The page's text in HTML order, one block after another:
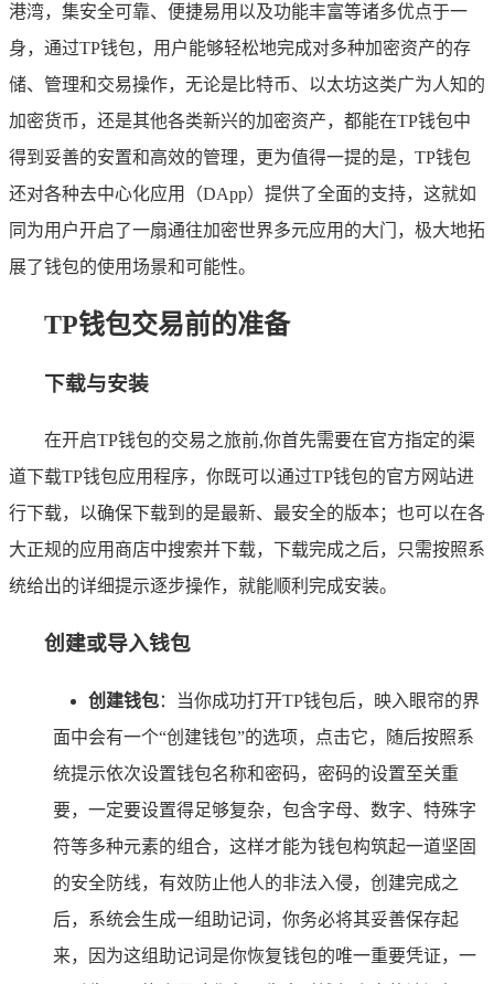
港湾，集安全可靠、便捷易用以及功能丰富等诸多优点于一
身，通过TP钱包，用户能够轻松地完成对多种加密资产的存
储、管理和交易操作，无论是比特币、以太坊这类广为人知的
加密货币，还是其他各类新兴的加密资产，都能在TP钱包中
得到妥善的安置和高效的管理，更为值得一提的是，TP钱包
还对各种去中心化应用（DApp）提供了全面的支持，这就如
同为用户开启了一扇通往加密世界多元应用的大门，极大地拓
展了钱包的使用场景和可能性。
TP钱包交易前的准备
下载与安装
在开启TP钱包的交易之旅前,你首先需要在官方指定的渠
道下载TP钱包应用程序，你既可以通过TP钱包的官方网站进
行下载，以确保下载到的是最新、最安全的版本；也可以在各
大正规的应用商店中搜索并下载，下载完成之后，只需按照系
统给出的详细提示逐步操作，就能顺利完成安装。
创建或导入钱包
创建钱包：当你成功打开TP钱包后，映入眼帘的界
面中会有一个“创建钱包”的选项，点击它，随后按照系
统提示依次设置钱包名称和密码，密码的设置至关重
要，一定要设置得足够复杂，包含字母、数字、特殊字
符等多种元素的组合，这样才能为钱包构筑起一道坚固
的安全防线，有效防止他人的非法入侵，创建完成之
后，系统会生成一组助记词，你务必将其妥善保存起
来，因为这组助记词是你恢复钱包的唯一重要凭证，一